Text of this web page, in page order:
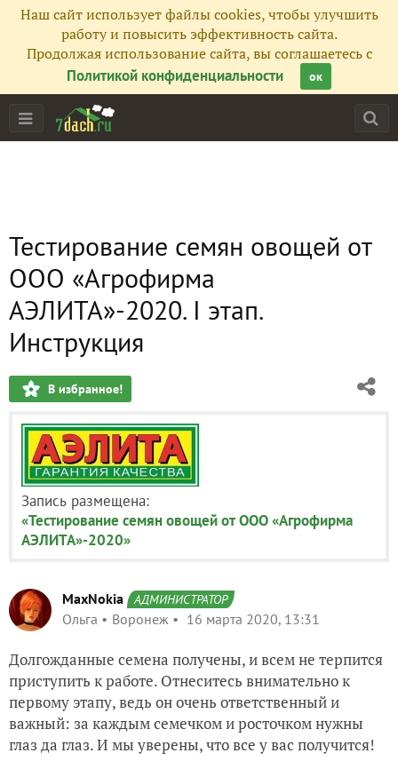
Наш сайт использует файлы cookies, чтобы улучшить
работу и повысить эффективность сайта.
Продолжая использование сайта, вы соглашаетесь с
Политикой конфиденциальности
ок
Тестирование семян овощей от
ООО «Агрофирма
АЭЛИТА»-2020. I этап.
Инструкция
В избранное!
Запись размещена:
«Тестирование семян овощей от ООО «Агрофирма
АЭЛИТА»-2020»
MaxNokia АДМИНИСТРАТОР
Ольга Воронеж 16 марта 2020, 13:31
Долгожданные семена получены, и всем не терпится
приступить к работе. Отнеситесь внимательно к
первому этапу, ведь он очень ответственный и
важный: за каждым семечком и росточком нужны
глаз да глаз. И мы уверены, что все у вас получится!